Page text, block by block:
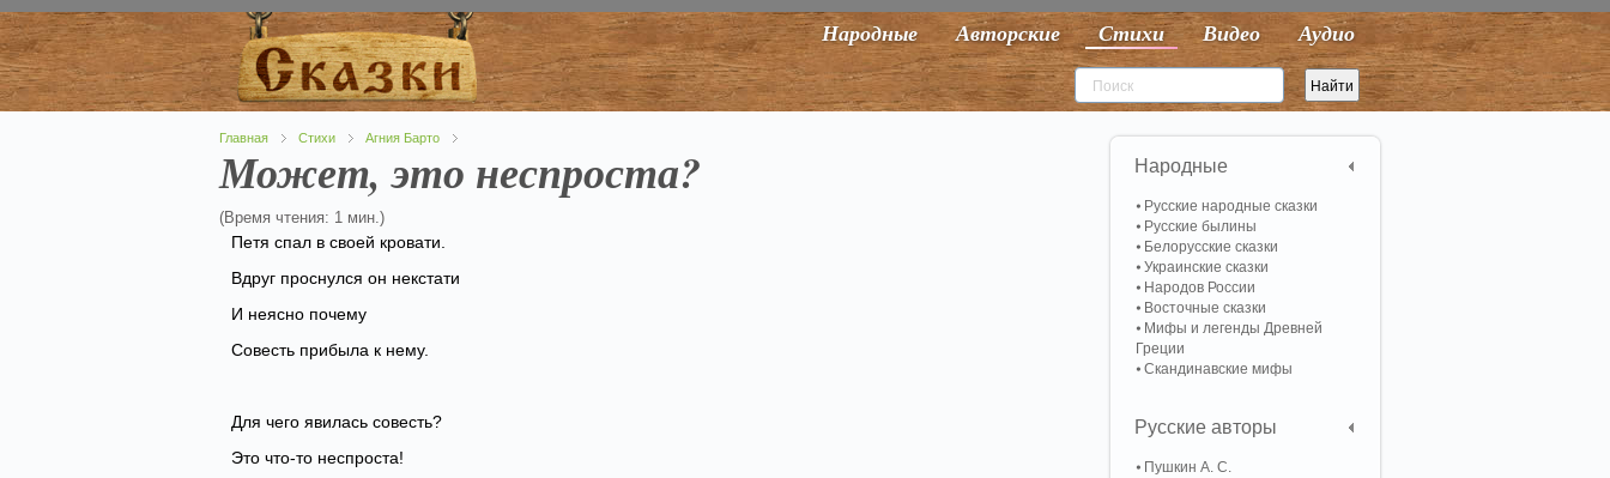
Народные Авторские Стихи Видео Аудио
Главная Стихи Агния Барто
Может, это неспроста?
(Время чтения: 1 мин.)
Петя спал в своей кровати.
Вдруг проснулся он некстати
И неясно почему
Совесть прибыла к нему.
Для чего явилась совесть?
Это что-то неспроста!
Народные
Русские народные сказки
Русские былины
Белорусские сказки
Украинские сказки
Народов России
Восточные сказки
Мифы и легенды Древней
Греции
Скандинавские мифы
Русские авторы
Пушкин А. С.